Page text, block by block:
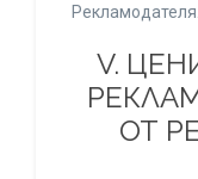
Рекламодателя.
V.
ОТ